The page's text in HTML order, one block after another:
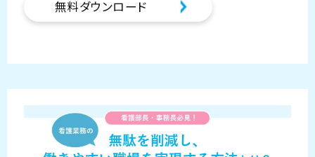
無料ダウンロード